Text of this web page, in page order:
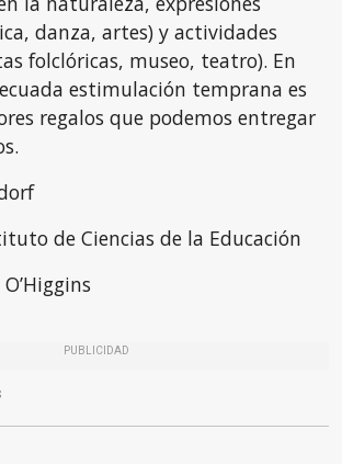
danza, artes) y actividades
folclóricas, museo, teatro). En
estimulación temprana es
regalos que podemos entregar
de Ciencias de la Educación
PUBLICIDAD